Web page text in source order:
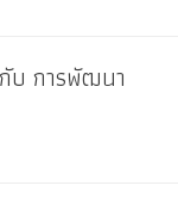
บ การพัฒนา